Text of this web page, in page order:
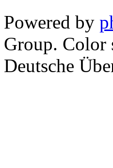
Powered by
Group. Color
Deutsche